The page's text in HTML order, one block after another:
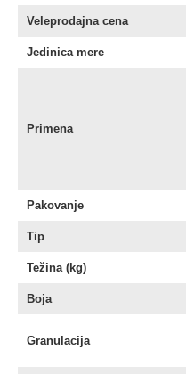
Veleprodajna cena
Jedinica mere
Primena
Pakovanje
Tip
Težina (kg)
Boja
Granulacija